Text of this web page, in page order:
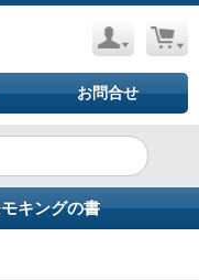
お問合せ
キングの書